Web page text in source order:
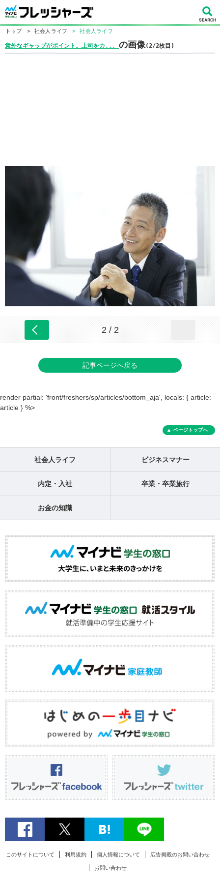
トップ > 社会人ライフ > 社会人ライフ
意外なギャップがポイント。上司をカ... の画像(2/2枚目)
2 / 2
記事ページへ戻る
render partial: 'front/freshers/sp/articles/bottom_aja', locals: { article:
article } %>
ページトップへ
社会人ライフ ビジネスマナー
内定・入社 卒業・卒業旅行
お金の知識
このサイトについて 利用規約 個人情報について 広告掲載のお問い合わせ
お問い合わせ